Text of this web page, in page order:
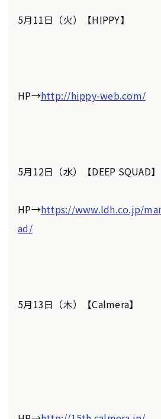
5月11日（火）【HIPPY】
HP→http://hippy-web.com/
5月12日（水）【DEEP SQUAD】
HP→https://www.ldh.co.jp/
ad/
5月13日（木）【Calmera】